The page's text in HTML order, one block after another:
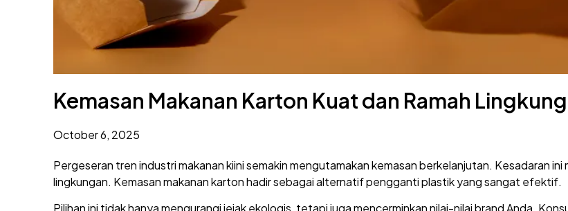
Kemasan Makanan Karton Kuat dan Ramah
October 6, 2025
Pergeseran tren industri makanan kiini semakin mengutamakan kemasan berkelanjutan. Kesadaran
lingkungan. Kemasan makanan karton hadir sebagai alternatif pengganti plastik yang sangat efektif.